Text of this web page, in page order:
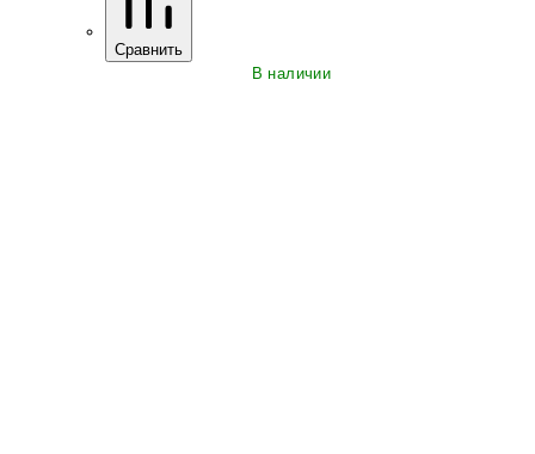
Сравнить
В наличии